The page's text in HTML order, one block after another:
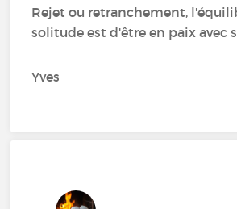
Rejet ou retranchement,
solitude est d'être en paix avec
Yves